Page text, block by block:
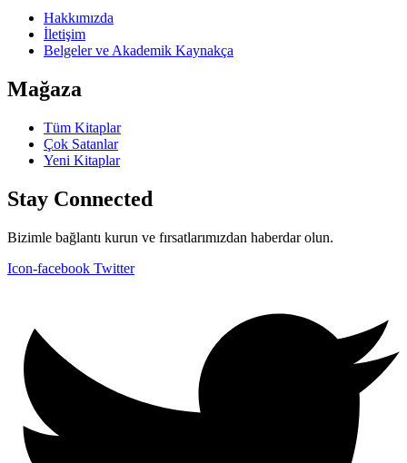
Hakkımızda
İletişim
Belgeler ve Akademik Kaynakça
Mağaza
Tüm Kitaplar
Çok Satanlar
Yeni Kitaplar
Stay Connected
Bizimle bağlantı kurun ve fırsatlarımızdan haberdar olun.
Icon-facebook Twitter